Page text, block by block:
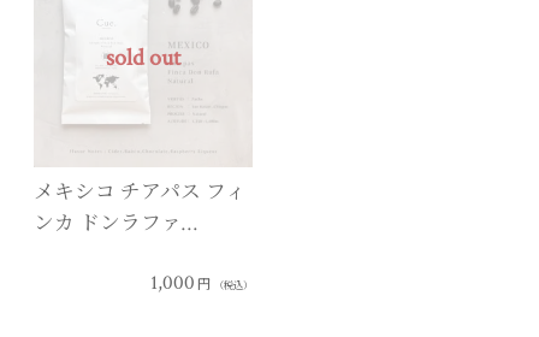
sold out
メキシコ チアパス フィ
ンカ ドンラファ…
1,000 円 （税込）